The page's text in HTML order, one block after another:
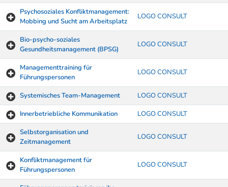
Psychosoziales Konfliktmanagement:
Mobbing und Sucht am Arbeitsplatz
LOGO CONSULT
Bio-psycho-soziales
Gesundheitsmanagement (BPSG)
LOGO CONSULT
Managementtraining für
Führungspersonen
LOGO CONSULT
Systemisches Team-Management
LOGO CONSULT
Innerbetriebliche Kommunikation
LOGO CONSULT
Selbstorganisation und
Zeitmanagement
LOGO CONSULT
Konfliktmanagement für
Führungspersonen
LOGO CONSULT